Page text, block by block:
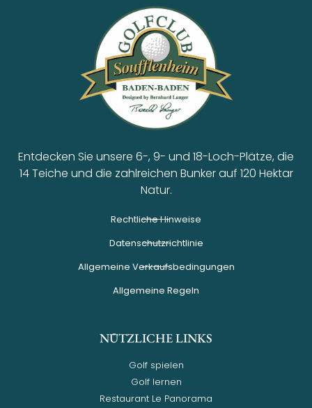
Entdecken Sie unsere 6-, 9- und 18-Loch-Plätze, die
14 Teiche und die zahlreichen Bunker auf 120 Hektar
Natur.
Rechtliche Hinweise
Datenschutzrichtlinie
Allgemeine Verkaufsbedingungen
Allgemeine Regeln
NÜTZLICHE LINKS
Golf spielen
Golf lernen
Restaurant Le Panorama